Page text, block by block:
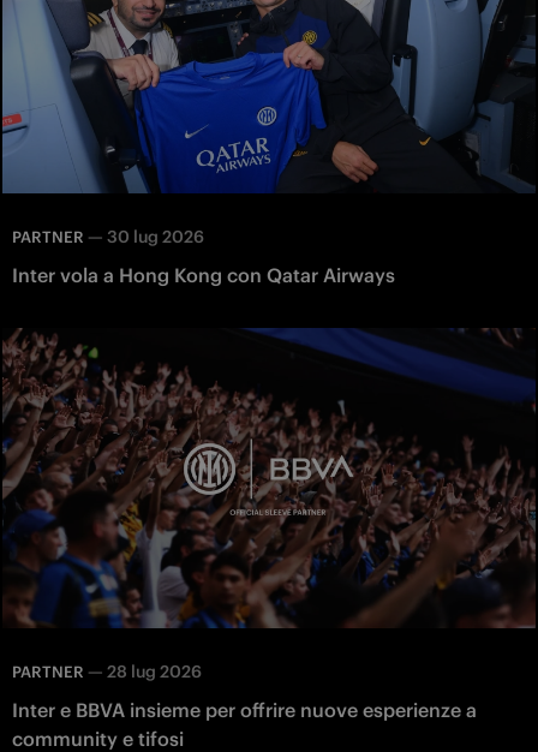
PARTNER — 30 lug 2026
Inter vola a Hong Kong con Qatar Airways
PARTNER — 28 lug 2026
Inter e BBVA insieme per offrire nuove esperienze a
community e tifosi